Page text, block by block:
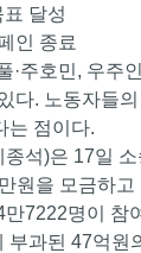
달성
인 종료
·주호민, 우주
다. 노동자들
는 점이다.
석)은 17일
원을 모금하
7222명이 참
부과된 47억원